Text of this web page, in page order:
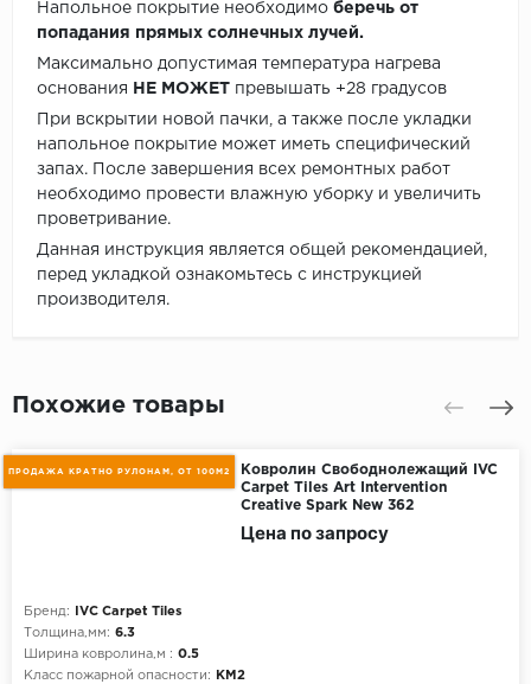
Напольное покрытие необходимо беречь от
попадания прямых солнечных лучей.
Максимально допустимая температура нагрева
основания
НЕ МОЖЕТ превышать +28 градусов
При вскрытии новой пачки, а также после укладки
напольное покрытие может иметь специфический
запах. После завершения всех ремонтных работ
необходимо провести влажную уборку и увеличить
проветривание.
Данная инструкция является общей рекомендацией,
перед укладкой ознакомьтесь с инструкцией
производителя.
Похожие товары
ПРОДАЖА КРАТНО РУЛОНАМ, ОТ 100М2
Ковролин Свободнолежащий IVC
Carpet Tiles Art Intervention
Creative Spark New 362
Бренд:
IVC Carpet Tiles
Толщина,мм: 6.3
Ширина ковролина,м : 0.5
Класс пожарной опасности:
КМ2
Цена по запросу